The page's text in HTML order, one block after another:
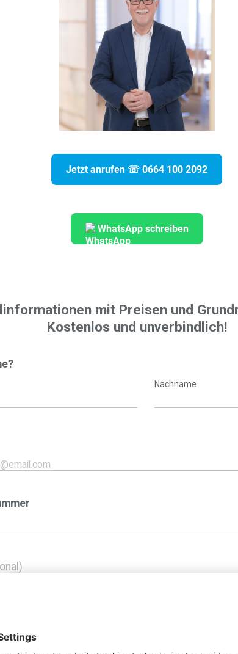
Jetzt anrufen ☏ 0664 100 2092
WhatsApp schreiben